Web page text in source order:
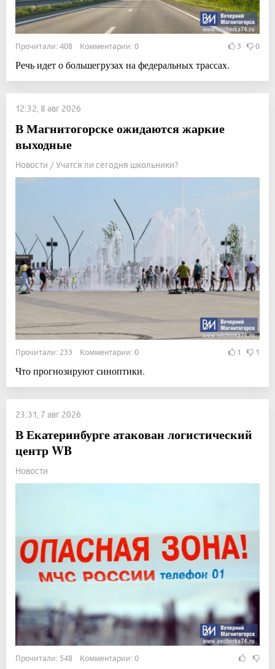
Прочитали: 408 Комментарии: 0 3 0
Речь идет о большегрузах на федеральных трассах.
12:32, 8 авг 2026
В Магнитогорске ожидаются жаркие
выходные
Новости / Учатся ли сегодня школьники?
Прочитали: 233 Комментарии: 0 1 1
Что прогнозируют синоптики.
23:31, 7 авг 2026
В Екатеринбурге атакован логистический
центр WB
Новости
Прочитали: 548 Комментарии: 0